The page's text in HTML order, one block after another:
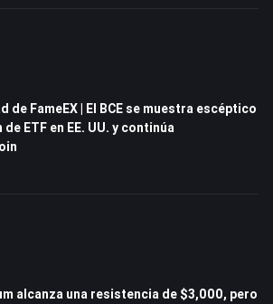
de FameEX | El BCE se muestra escéptico
ETF en EE. UU. y continúa
alcanza una resistencia de $3,000, pero